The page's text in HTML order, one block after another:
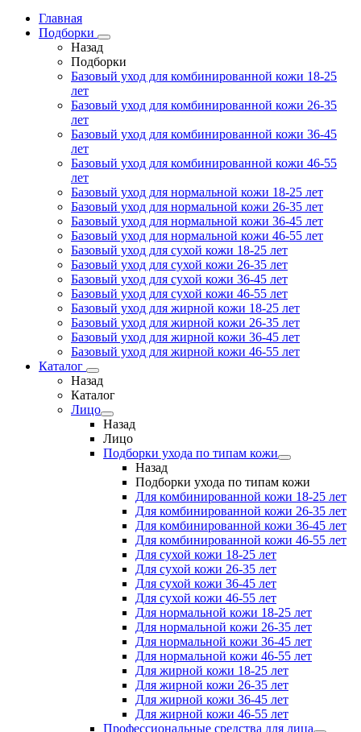
Главная
Подборки
Назад
Подборки
Базовый уход для комбинированной кожи 18-25
лет
Базовый уход для комбинированной кожи 26-35
лет
Базовый уход для комбинированной кожи 36-45
лет
Базовый уход для комбинированной кожи 46-55
лет
Базовый уход для нормальной кожи 18-25 лет
Базовый уход для нормальной кожи 26-35 лет
Базовый уход для нормальной кожи 36-45 лет
Базовый уход для нормальной кожи 46-55 лет
Базовый уход для сухой кожи 18-25 лет
Базовый уход для сухой кожи 26-35 лет
Базовый уход для сухой кожи 36-45 лет
Базовый уход для сухой кожи 46-55 лет
Базовый уход для жирной кожи 18-25 лет
Базовый уход для жирной кожи 26-35 лет
Базовый уход для жирной кожи 36-45 лет
Базовый уход для жирной кожи 46-55 лет
Каталог
Назад
Каталог
Лицо
Назад
Лицо
Подборки ухода по типам кожи
Назад
Подборки ухода по типам кожи
Для комбинированной кожи 18-25 лет
Для комбинированной кожи 26-35 лет
Для комбинированной кожи 36-45 лет
Для комбинированной кожи 46-55 лет
Для сухой кожи 18-25 лет
Для сухой кожи 26-35 лет
Для сухой кожи 36-45 лет
Для сухой кожи 46-55 лет
Для нормальной кожи 18-25 лет
Для нормальной кожи 26-35 лет
Для нормальной кожи 36-45 лет
Для нормальной кожи 46-55 лет
Для жирной кожи 18-25 лет
Для жирной кожи 26-35 лет
Для жирной кожи 36-45 лет
Для жирной кожи 46-55 лет
Профессиональные средства для лица